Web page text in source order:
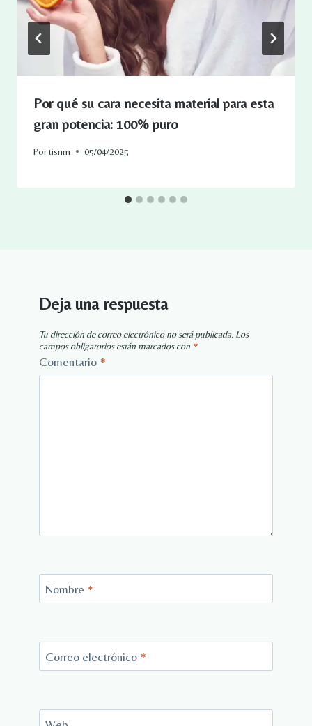
Por qué su cara necesita material para esta
gran potencia: 100% puro
Portisnm 05/04/2025
Deja una respuesta
Tu dirección de correo electrónico no será publicada. Los
campos obligatorios están marcados con *
Comentario *
Nombre *
Correo electrónico *